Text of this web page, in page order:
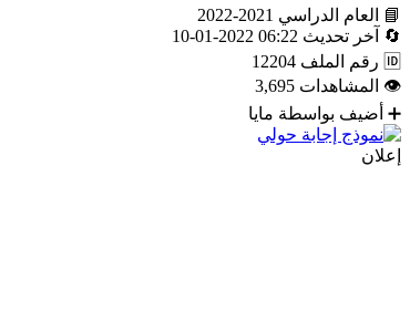
📘 العام الدراسي 2021-2022
🔄
آخر تحديث 06:22 2022-01-10
🆔 رقم الملف 12204
👁 المشاهدات 3,695
➕ أضيف بواسطة مايا
إعلان